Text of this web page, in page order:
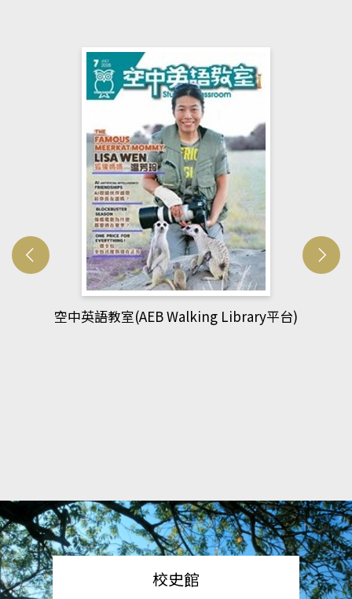
網管人(kono平台)
校史館